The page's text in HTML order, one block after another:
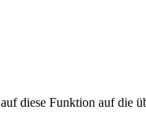
diese Funktion auf die